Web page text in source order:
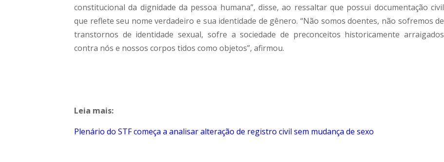
constitucional da dignidade da pessoa humana”, disse, ao ressaltar que possui documentação civil
que reflete seu nome verdadeiro e sua identidade de gênero. “Não somos doentes, não sofremos de
transtornos de identidade sexual, sofre a sociedade de preconceitos historicamente arraigados
contra nós e nossos corpos tidos como objetos”, afirmou.
Leia mais:
Plenário do STF começa a analisar alteração de registro civil sem mudança de sexo